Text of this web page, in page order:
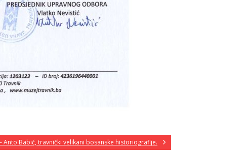
Babić, travnički velikani bosanske historiografije.